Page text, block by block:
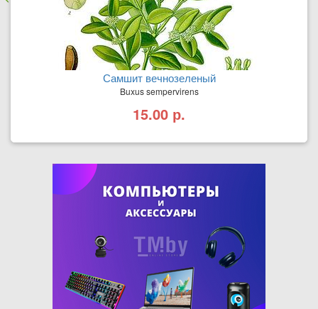
Самшит вечнозеленый
Buxus sempervirens
15.00 р.